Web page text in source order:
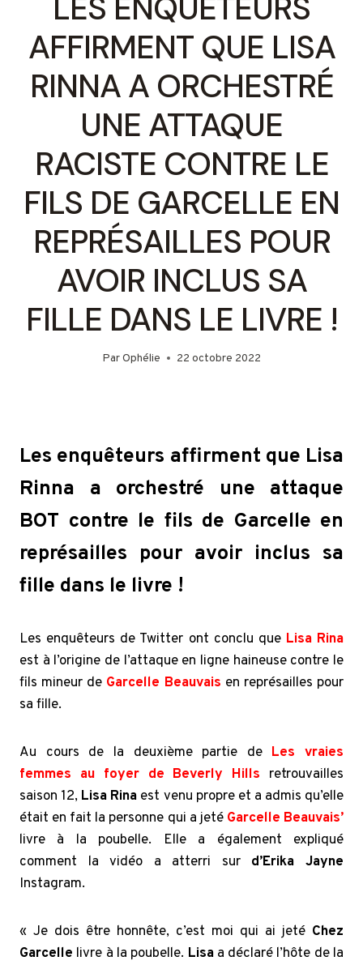
AFFIRMENT QUE LISA
RINNA A ORCHESTRÉ
UNE ATTAQUE
RACISTE CONTRE LE
FILS DE GARCELLE EN
REPRÉSAILLES POUR
AVOIR INCLUS SA
FILLE DANS LE LIVRE !
ParOphélie 22 octobre 2022
Les enquêteurs affirment que Lisa
Rinna a orchestré une attaque
BOT contre le fils de Garcelle en
représailles pour avoir inclus sa
fille dans le livre !
Les enquêteurs de Twitter ont conclu que Lisa Rina
est à l’origine de l’attaque en ligne haineuse contre le
fils mineur de Garcelle Beauvais en représailles pour
sa fille.
Au cours de la deuxième partie de Les vraies
femmes au foyer de Beverly Hills retrouvailles
saison 12, Lisa Rina est venu propre et a admis qu’elle
était en fait la personne qui a jeté Garcelle Beauvais’
livre à la poubelle. Elle a également expliqué
comment la vidéo a atterri surd’Erika Jayne
Instagram.
« Je dois être honnête, c’est moi qui ai jeté Chez
Garcelle livre à la poubelle. Lisaa déclaré l’hôte de la